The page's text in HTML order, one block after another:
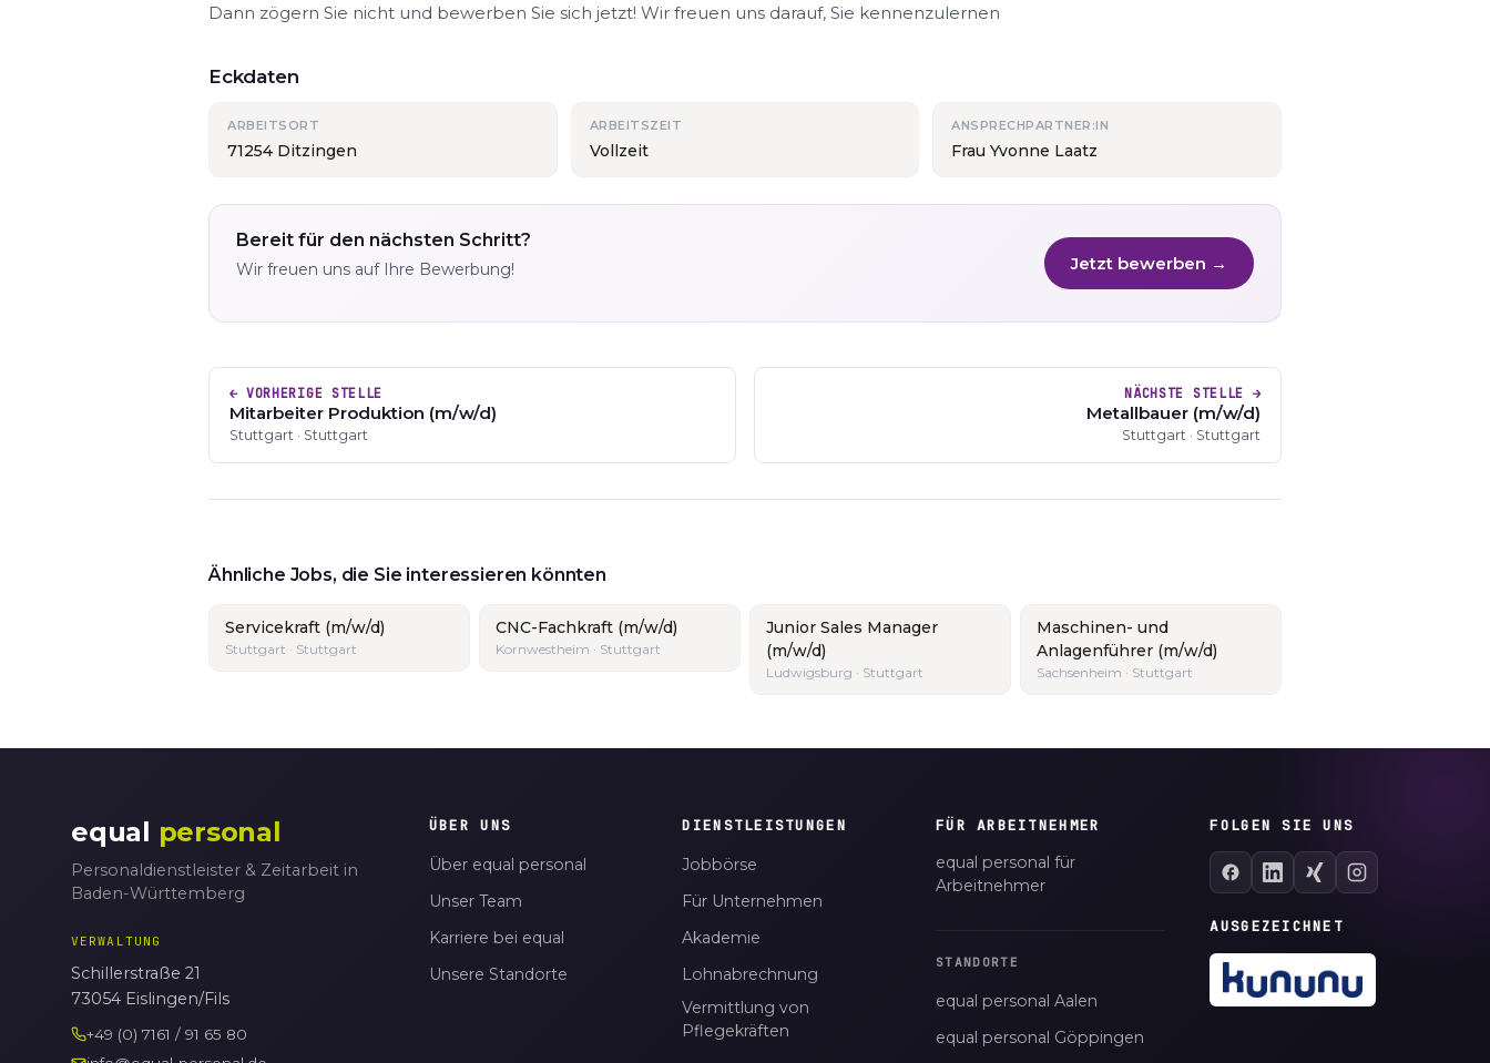
Dann zögern Sie nicht und bewerben Sie sich jetzt! Wir freuen uns darauf, Sie kennenzulernen
Eckdaten
ARBEITSORT
71254 Ditzingen
ARBEITSZEIT
Vollzeit
ANSPRECHPARTNER:IN
Frau Yvonne Laatz
Bereit für den nächsten Schritt?
Wir freuen uns auf Ihre Bewerbung! Jetzt bewerben →
← VORHERIGE STELLE
Mitarbeiter Produktion (m/w/d)
Stuttgart · Stuttgart
NÄCHSTE STELLE →
Metallbauer (m/w/d)
Stuttgart · Stuttgart
Ähnliche Jobs, die Sie interessieren könnten
Servicekraft (m/w/d)
Stuttgart · Stuttgart
CNC-Fachkraft (m/w/d)
Kornwestheim · Stuttgart
Junior Sales Manager
(m/w/d)
Ludwigsburg · Stuttgart
Maschinen- und
Anlagenführer (m/w/d)
Sachsenheim · Stuttgart
equal personal
Personaldienstleister & Zeitarbeit in
Baden-Württemberg
VERWALTUNG
Schillerstraße 21
73054 Eislingen/Fils
+49 (0) 7161 / 91 65 80
ÜBER UNS
Über equal personal
Unser Team
Karriere bei equal
Unsere Standorte
DIENSTLEISTUNGEN
Jobbörse
Für Unternehmen
Akademie
Lohnabrechnung
Vermittlung von
Pflegekräften
FÜR ARBEITNEHMER
equal personal für
Arbeitnehmer
STANDORTE
equal personal Aalen
equal personal Göppingen
FOLGEN SIE UNS
AUSGEZEICHNET